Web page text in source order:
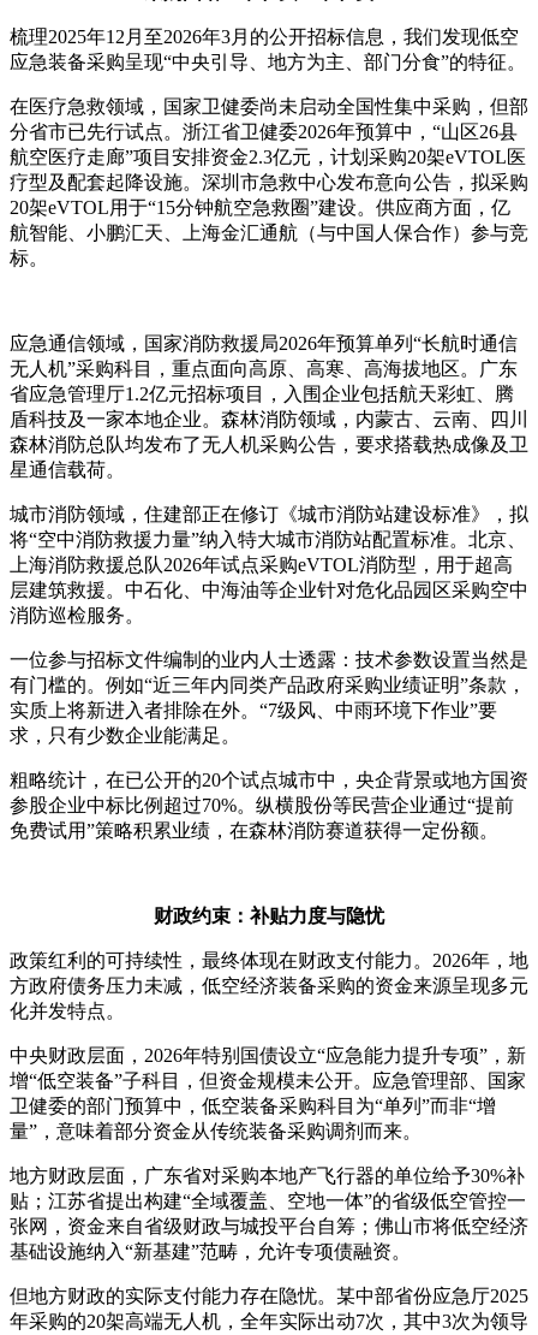
梳理2025年12月至2026年3月的公开招标信息，我们发现低空
应急装备采购呈现“中央引导、地方为主、部门分食”的特征。
在医疗急救领域，国家卫健委尚未启动全国性集中采购，但部
分省市已先行试点。浙江省卫健委2026年预算中，“山区26县
航空医疗走廊”项目安排资金2.3亿元，计划采购20架eVTOL医
疗型及配套起降设施。深圳市急救中心发布意向公告，拟采购
20架eVTOL用于“15分钟航空急救圈”建设。供应商方面，亿
航智能、小鹏汇天、上海金汇通航（与中国人保合作）参与竞
标。
应急通信领域，国家消防救援局2026年预算单列“长航时通信
无人机”采购科目，重点面向高原、高寒、高海拔地区。广东
省应急管理厅1.2亿元招标项目，入围企业包括航天彩虹、腾
盾科技及一家本地企业。森林消防领域，内蒙古、云南、四川
森林消防总队均发布了无人机采购公告，要求搭载热成像及卫
星通信载荷。
城市消防领域，住建部正在修订《城市消防站建设标准》，拟
将“空中消防救援力量”纳入特大城市消防站配置标准。北京、
上海消防救援总队2026年试点采购eVTOL消防型，用于超高
层建筑救援。中石化、中海油等企业针对危化品园区采购空中
消防巡检服务。
一位参与招标文件编制的业内人士透露：技术参数设置当然是
有门槛的。例如“近三年内同类产品政府采购业绩证明”条款，
实质上将新进入者排除在外。“7级风、中雨环境下作业”要
求，只有少数企业能满足。
粗略统计，在已公开的20个试点城市中，央企背景或地方国资
参股企业中标比例超过70%。纵横股份等民营企业通过“提前
免费试用”策略积累业绩，在森林消防赛道获得一定份额。
财政约束：补贴力度与隐忧
政策红利的可持续性，最终体现在财政支付能力。2026年，地
方政府债务压力未减，低空经济装备采购的资金来源呈现多元
化并发特点。
中央财政层面，2026年特别国债设立“应急能力提升专项”，新
增“低空装备”子科目，但资金规模未公开。应急管理部、国家
卫健委的部门预算中，低空装备采购科目为“单列”而非“增
量”，意味着部分资金从传统装备采购调剂而来。
地方财政层面，广东省对采购本地产飞行器的单位给予30%补
贴；江苏省提出构建“全域覆盖、空地一体”的省级低空管控一
张网，资金来自省级财政与城投平台自筹；佛山市将低空经济
基础设施纳入“新基建”范畴，允许专项债融资。
但地方财政的实际支付能力存在隐忧。某中部省份应急厅2025
年采购的20架高端无人机，全年实际出动7次，其中3次为领导